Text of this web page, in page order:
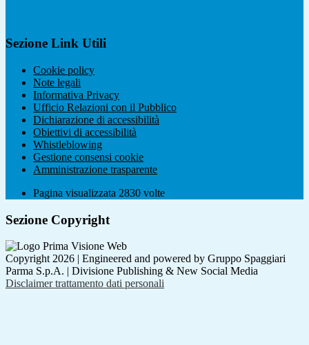
Sezione Link Utili
Cookie policy
Note legali
Informativa Privacy
Ufficio Relazioni con il Pubblico
Dichiarazione di accessibilità
Obiettivi di accessibilità
Whistleblowing
Gestione consensi cookie
Amministrazione trasparente
Pagina visualizzata 2830 volte
Sezione Copyright
Copyright 2026 | Engineered and powered by Gruppo Spaggiari
Parma S.p.A. | Divisione Publishing & New Social Media
Disclaimer trattamento dati personali